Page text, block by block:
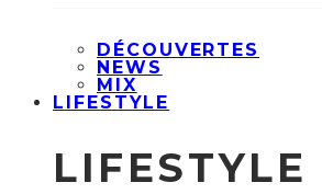
DÉCOUVERTES
NEWS
MIX
LIFESTYLE
LIFESTYLE